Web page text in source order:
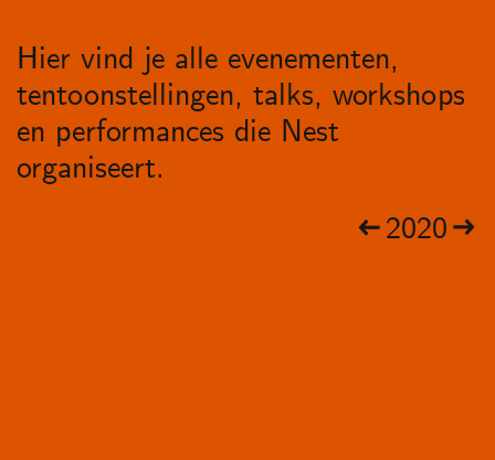
Hier vind je alle evenementen,
tentoonstellingen, talks, workshops
en performances die Nest
organiseert.
2020